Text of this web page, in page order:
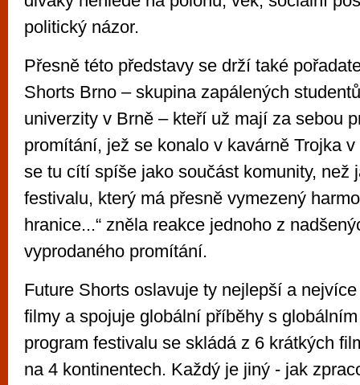
politický názor.
Přesně této představy se drží také
Shorts Brno – skupina zapálených
univerzity v Brně – kteří už mají za sebou
promítání, jež se konalo v kavárně Trojka v
se tu cítí spíše jako součást komunity, než
festivalu, který má přesně vymezený
hranice...“ zněla reakce jednoho z
vyprodaného promítání.
Future Shorts oslavuje ty nejlepší a
filmy a spojuje globální příběhy s
program festivalu se skládá z 6 krátkých
na 4 kontinentech. Každý je jiný - jak